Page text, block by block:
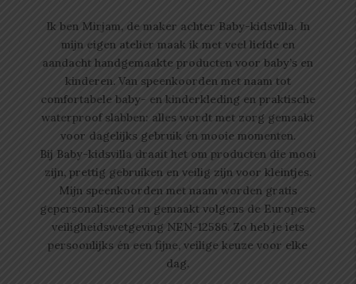
Ik ben Mirjam, de maker achter Baby-kidsvilla. In
mijn eigen atelier maak ik met veel liefde en
aandacht handgemaakte producten voor baby’s en
kinderen. Van speenkoorden met naam tot
comfortabele baby- en kinderkleding en praktische
waterproof slabben: alles wordt met zorg gemaakt
voor dagelijks gebruik én mooie momenten.
Bij Baby-kidsvilla draait het om producten die mooi
zijn, prettig gebruiken en veilig zijn voor kleintjes.
Mijn speenkoorden met naam worden gratis
gepersonaliseerd en gemaakt volgens de Europese
veiligheidswetgeving NEN-12586. Zo heb je iets
persoonlijks én een fijne, veilige keuze voor elke
dag.